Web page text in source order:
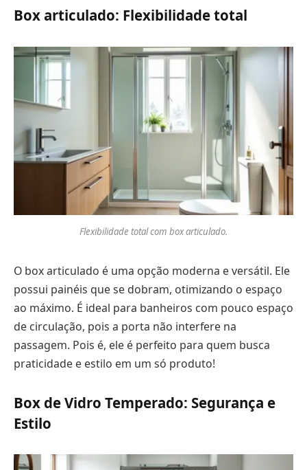
Box articulado: Flexibilidade total
Flexibilidade total com box articulado.
O box articulado é uma opção moderna e versátil. Ele
possui painéis que se dobram, otimizando o espaço
ao máximo. É ideal para banheiros com pouco espaço
de circulação, pois a porta não interfere na
passagem. Pois é, ele é perfeito para quem busca
praticidade e estilo em um só produto!
Box de Vidro Temperado: Segurança e
Estilo